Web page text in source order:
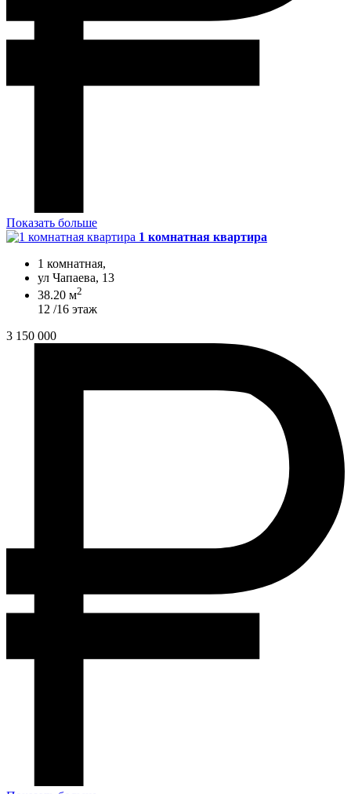
Показать больше
1 комнатная квартира
1 комнатная,
ул Чапаева, 13
38.20 м2
12 /16 этаж
3 150 000